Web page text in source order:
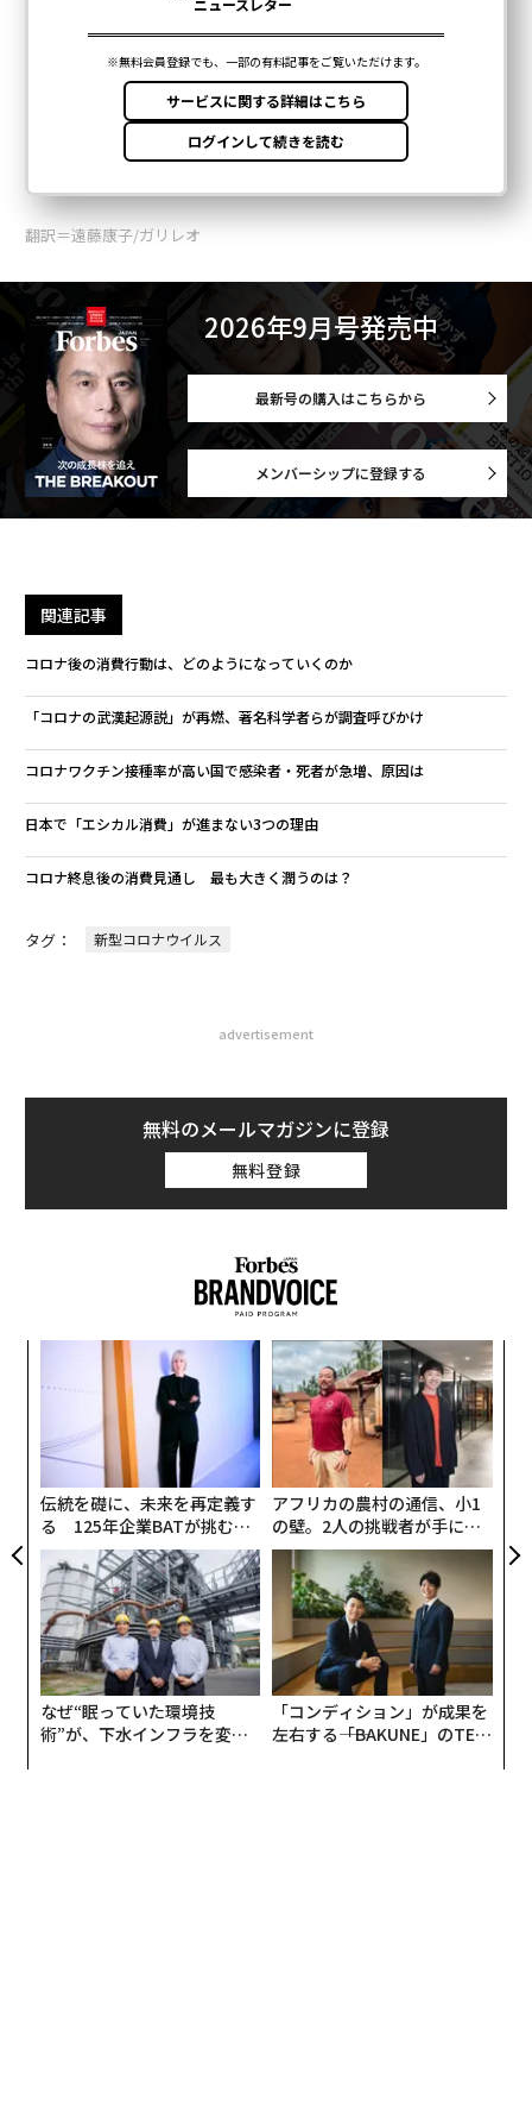
翻訳＝遠藤康子/ガリレオ
2026年9月号発売中
最新号の購入はこちらから
メンバーシップに登録する
関連記事
コロナ後の消費行動は、どのようになっていくのか
「コロナの武漢起源説」が再燃、著名科学者らが調査呼びかけ
コロナワクチン接種率が高い国で感染者・死者が急増、原因は
日本で「エシカル消費」が進まない3つの理由
コロナ終息後の消費見通し 最も大きく潤うのは？
タグ： 新型コロナウイルス
advertisement
無料のメールマガジンに登録
無料登録
伝統を礎に、未来を再定義す
る 125年企業BATが挑むス
モークレスな未来
アフリカの農村の通信、小1
の壁。2人の挑戦者が手にし
た「次なる武器」
なぜ“眠っていた環境技
術”が、下水インフラを変え
「コンディション」が成果を
左右する――「BAKUNE」のTEN